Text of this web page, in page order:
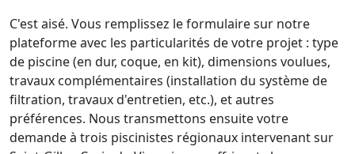
C'est aisé. Vous remplissez le formulaire sur notre
plateforme avec les particularités de votre projet : type
de piscine (en dur, coque, en kit), dimensions voulues,
travaux complémentaires (installation du système de
filtration, travaux d'entretien, etc.), et autres
préférences. Nous transmettons ensuite votre
demande à trois piscinistes régionaux intervenant sur